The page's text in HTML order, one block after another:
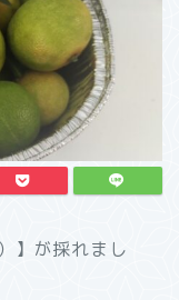
】が採れまし